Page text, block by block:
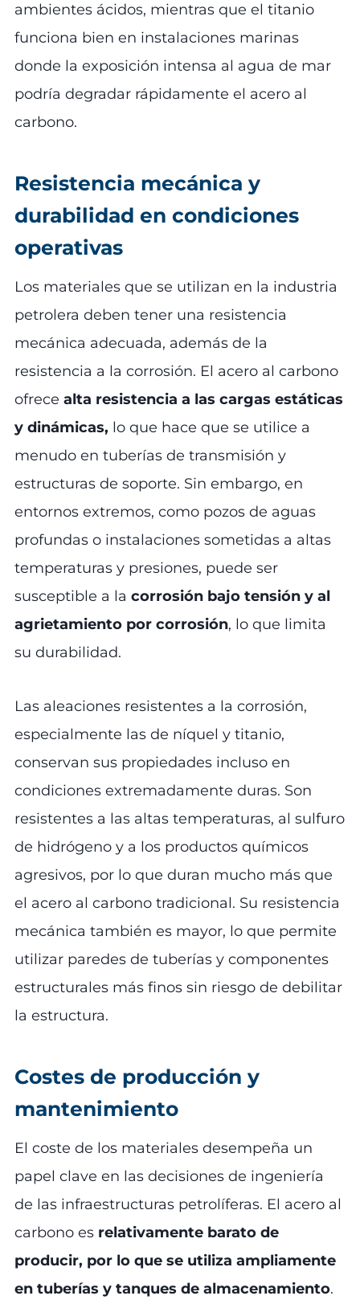
ambientes ácidos, mientras que el titanio
funciona bien en instalaciones marinas
donde la exposición intensa al agua de mar
podría degradar rápidamente el acero al
carbono.
Resistencia mecánica y
durabilidad en condiciones
operativas
Los materiales que se utilizan en la industria
petrolera deben tener una resistencia
mecánica adecuada, además de la
resistencia a la corrosión. El acero al carbono
ofrece alta resistencia a las cargas estáticas
y dinámicas, lo que hace que se utilice a
menudo en tuberías de transmisión y
estructuras de soporte. Sin embargo, en
entornos extremos, como pozos de aguas
profundas o instalaciones sometidas a altas
temperaturas y presiones, puede ser
susceptible a la corrosión bajo tensión y al
agrietamiento por corrosión, lo que limita
su durabilidad.
Las aleaciones resistentes a la corrosión,
especialmente las de níquel y titanio,
conservan sus propiedades incluso en
condiciones extremadamente duras. Son
resistentes a las altas temperaturas, al sulfuro
de hidrógeno y a los productos químicos
agresivos, por lo que duran mucho más que
el acero al carbono tradicional. Su resistencia
mecánica también es mayor, lo que permite
utilizar paredes de tuberías y componentes
estructurales más finos sin riesgo de debilitar
la estructura.
Costes de producción y
mantenimiento
El coste de los materiales desempeña un
papel clave en las decisiones de ingeniería
de las infraestructuras petrolíferas. El acero al
carbono es relativamente barato de
producir, por lo que se utiliza ampliamente
en tuberías y tanques de almacenamiento.